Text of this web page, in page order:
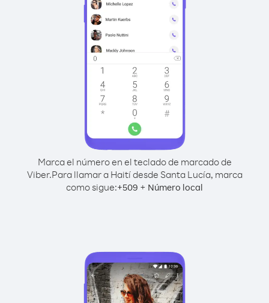
Marca el número en el teclado de marcado de
Viber.Para llamar a Haití desde Santa Lucía, marca
como sigue:+509 + Número local